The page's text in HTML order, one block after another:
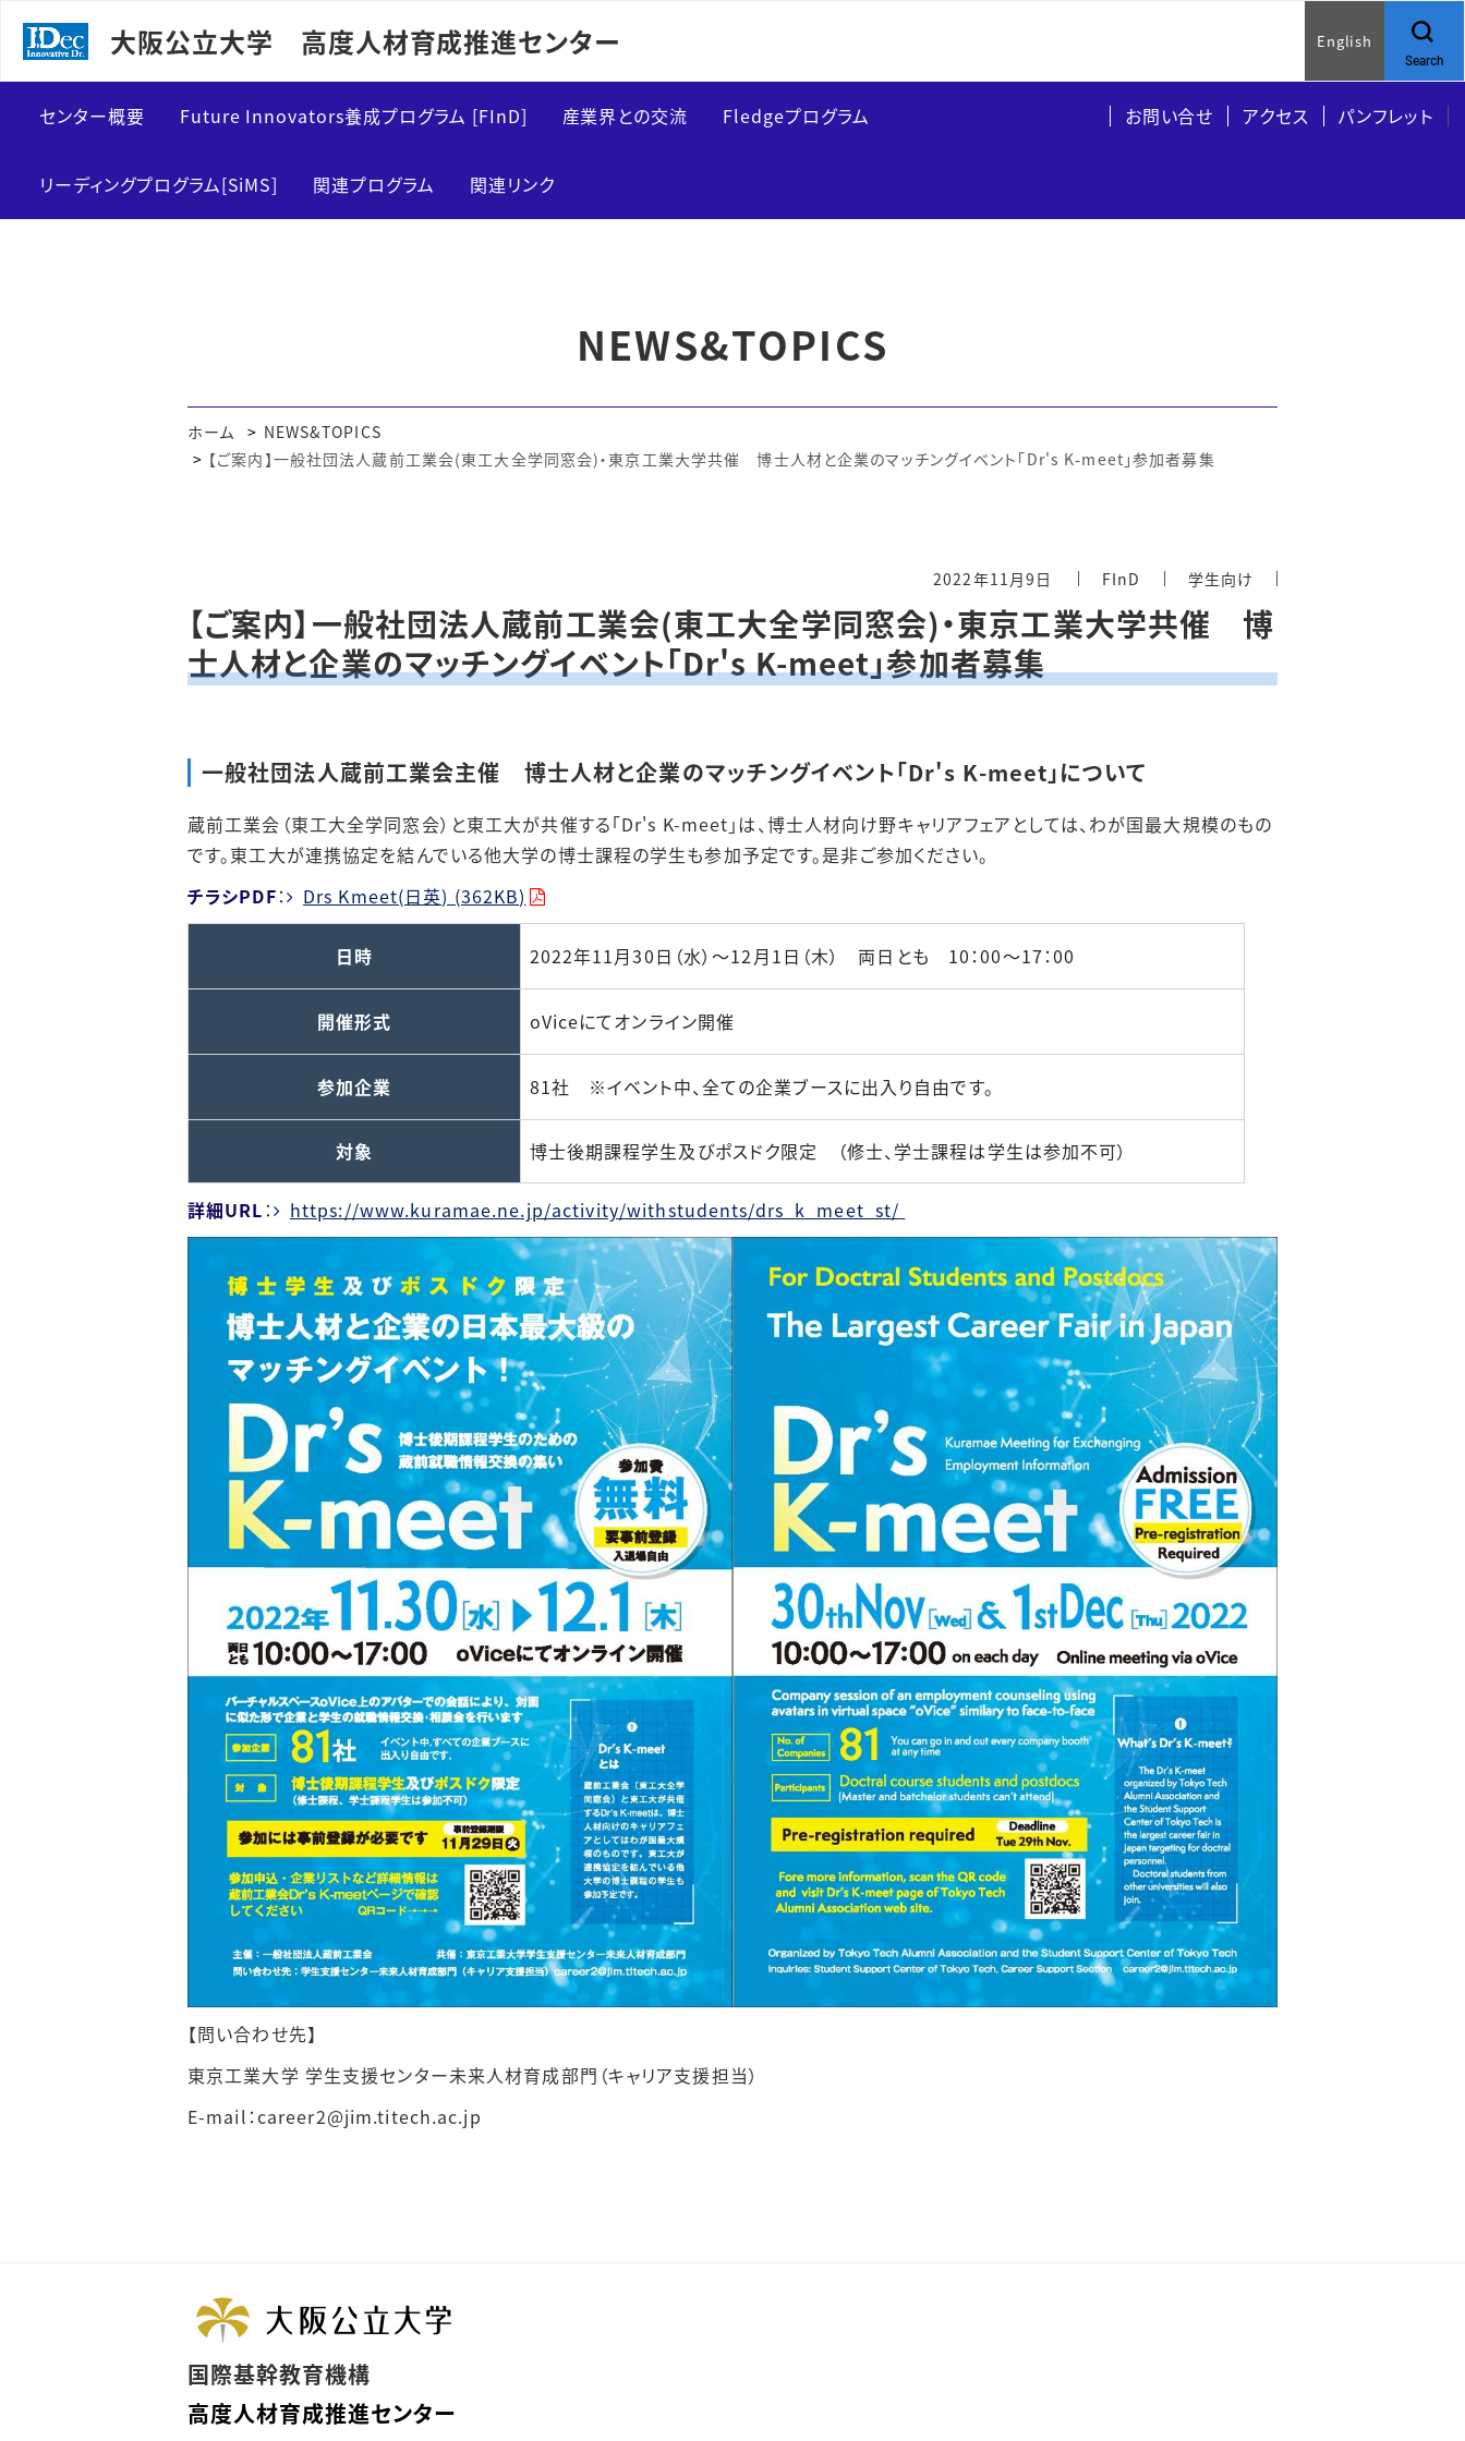
大阪公立大学 高度人材育成推進センター English
Search
センター概要
センター紹介
Future Innovators養成プログラム [FInD]
FInDカリキュラム概要
産業界との交流 Fledgeプログラム
リーディングプログラム[SiMS] 関連プログラム 関連リンク
お問い合せ アクセス パンフレット
NEWS&TOPICS
ホーム
NEWS&TOPICS
【ご案内】一般社団法人蔵前工業会(東工大全学同窓会)・東京工業大学共催 博士人材と企業のマッチングイベント「Dr's K-meet」参加者募集
2022年11月9日 FInD 学生向け
【ご案内】一般社団法人蔵前工業会(東工大全学同窓会)・東京工業大学共催 博
士人材と企業のマッチングイベント「Dr's K-meet」参加者募集
一般社団法人蔵前工業会主催 博士人材と企業のマッチングイベント「Dr's K-meet」について
蔵前工業会（東工大全学同窓会）と東工大が共催する「Dr's K-meet」は、博士人材向け野キャリアフェアとしては、わが国最大規模のもの
です。東工大が連携協定を結んでいる他大学の博士課程の学生も参加予定です。是非ご参加ください。
チラシPDF： Drs Kmeet(日英) (362KB)
日時 2022年11月30日（水）～12月1日（木） 両日とも 10：00～17：00
開催形式 oViceにてオンライン開催
参加企業 81社 ※イベント中、全ての企業ブースに出入り自由です。
対象 博士後期課程学生及びポスドク限定 （修士、学士課程は学生は参加不可）
詳細URL ： https://www.kuramae.ne.jp/activity/withstudents/drs_k_meet_st/
【問い合わせ先】
東京工業大学 学生支援センター未来人材育成部門（キャリア支援担当）
E-mail：career2@jim.titech.ac.jp
国際基幹教育機構
高度人材育成推進センター